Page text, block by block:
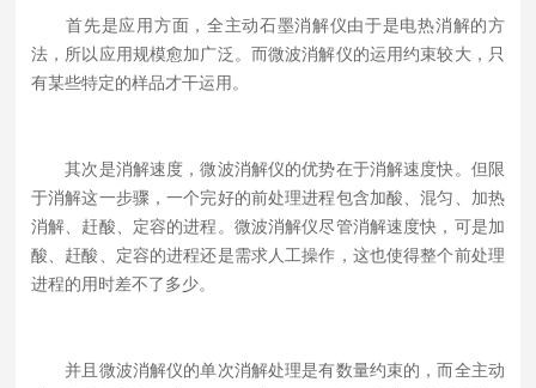
首先是应用方面，全主动石墨消解仪由于是电热消解的方
法，所以应用规模愈加广泛。而微波消解仪的运用约束较大，只
有某些特定的样品才干运用。
其次是消解速度，微波消解仪的优势在于消解速度快。但限
于消解这一步骤，一个完好的前处理进程包含加酸、混匀、加热
消解、赶酸、定容的进程。微波消解仪尽管消解速度快，可是加
酸、赶酸、定容的进程还是需求人工操作，这也使得整个前处理
进程的用时差不了多少。
并且微波消解仪的单次消解处理是有数量约束的，而全主动